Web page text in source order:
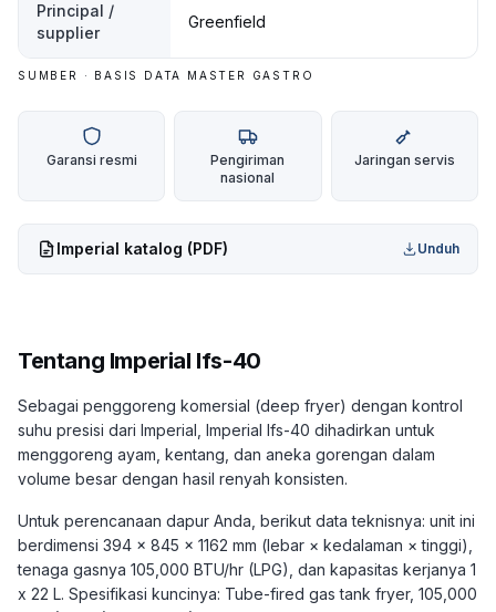
Principal /
supplier
Greenfield
SUMBER · BASIS DATA MASTER GASTRO
Garansi resmi
Pengiriman
nasional
Jaringan servis
Imperial katalog (PDF) Unduh
Tentang Imperial Ifs-40
Sebagai penggoreng komersial (deep fryer) dengan kontrol
suhu presisi dari Imperial, Imperial Ifs-40 dihadirkan untuk
menggoreng ayam, kentang, dan aneka gorengan dalam
volume besar dengan hasil renyah konsisten.
Untuk perencanaan dapur Anda, berikut data teknisnya: unit ini
berdimensi 394 x 845 x 1162 mm (lebar × kedalaman × tinggi),
tenaga gasnya 105,000 BTU/hr (LPG), dan kapasitas kerjanya 1
x 22 L. Spesifikasi kuncinya: Tube-fired gas tank fryer, 105,000